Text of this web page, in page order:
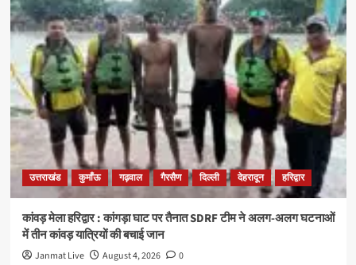
उत्तराखंड कुमाँऊ गढ़वाल गैरसैण दिल्ली देहरादून हरिद्वार
कांवड़ मेला हरिद्वार : कांगड़ा घाट पर तैनात SDRF टीम ने अलग-अलग घटनाओं
में तीन कांवड़ यात्रियों की बचाई जान
Janmat Live August 4, 2026 0